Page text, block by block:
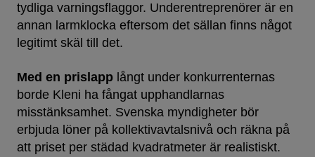
tydliga varningsflaggor. Underentreprenörer är en
annan larmklocka eftersom det sällan finns något
legitimt skäl till det.
Med en prislapp långt under konkurrenternas
borde Kleni ha fångat upphandlarnas
misstänksamhet. Svenska myndigheter bör
erbjuda löner på kollektivavtalsnivå och räkna på
att priset per städad kvadratmeter är realistiskt.